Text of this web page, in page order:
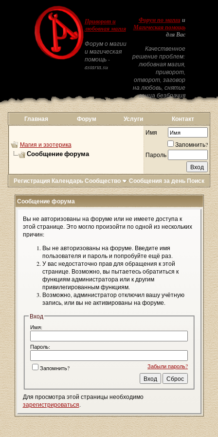
Приворот и
любовная магия
Форум о магии
и магическая
помощь -
astarta.su
Форум по магиии
Магическая помощь
для Вас
Качественное
решение проблем:
любовная магия,
приворот,
отворот, заговор
на любовь, снятие
венца безбрачия
Главная Форум Услуги Контакт
Магия и эзотерика
Сообщение форума
Имя
Запомнить?
Пароль
Регистрация КалендарьСообщество Сообщения за день Поиск
Сообщение форума
Вы не авторизованы на форуме или не имеете доступа к
этой странице. Это могло произойти по одной из нескольких
причин:
Вы не авторизованы на форуме. Введите имя
пользователя и пароль и попробуйте ещё раз.
У вас недостаточно прав для обращения к этой
странице. Возможно, вы пытаетесь обратиться к
функциям администратора или к другим
привилегированным функциям.
Возможно, администратор отключил вашу учётную
запись, или вы не активированы на форуме.
Вход
Имя:
Пароль:
Забыли пароль?
Запомнить?
Для просмотра этой страницы необходимо
зарегистрироваться.